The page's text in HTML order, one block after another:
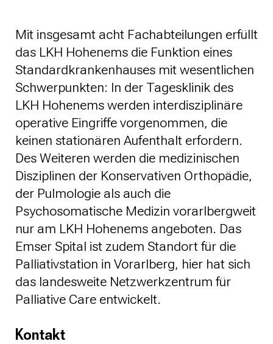
Mit insgesamt acht Fachabteilungen erfüllt
das LKH Hohenems die Funktion eines
Standardkrankenhauses mit wesentlichen
Schwerpunkten: In der Tagesklinik des
LKH Hohenems werden interdisziplinäre
operative Eingriffe vorgenommen, die
keinen stationären Aufenthalt erfordern.
Des Weiteren werden die medizinischen
Disziplinen der Konservativen Orthopädie,
der Pulmologie als auch die
Psychosomatische Medizin vorarlbergweit
nur am LKH Hohenems angeboten. Das
Emser Spital ist zudem Standort für die
Palliativstation in Vorarlberg, hier hat sich
das landesweite Netzwerkzentrum für
Palliative Care entwickelt.
Kontakt